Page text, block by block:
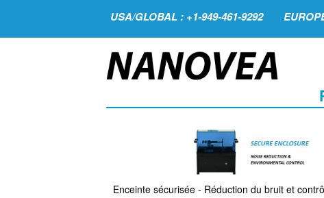
USA/GLOBAL : +1-949-461-9292
Enceinte sécurisée - Réduction du bruit et